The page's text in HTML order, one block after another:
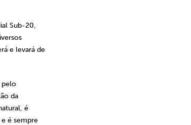
Sub-20,
e levará de
pelo
da
é
é sempre